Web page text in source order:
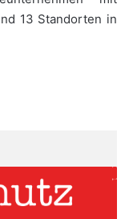
13 Standorten in